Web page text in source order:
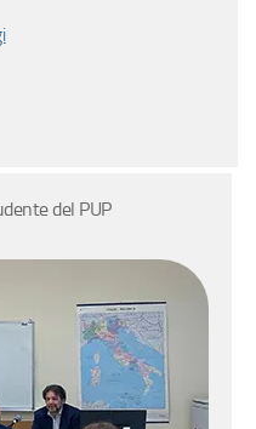
del PUP